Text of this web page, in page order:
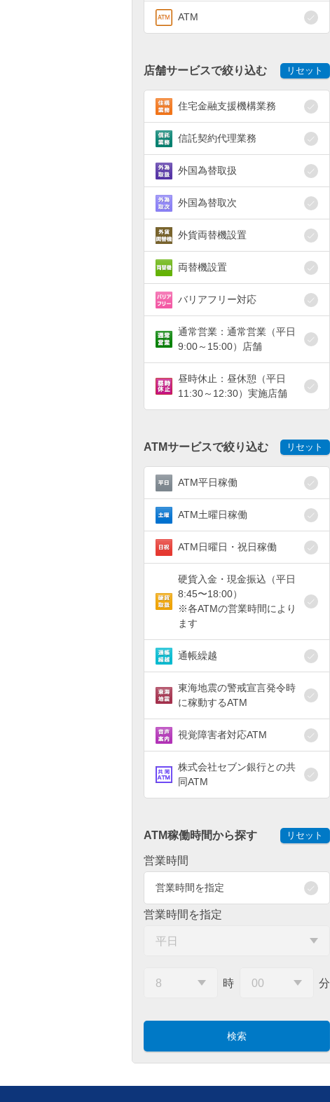
ATM
店舗サービスで絞り込む リセット
住宅金融支援機構業務
信託契約代理業務
外国為替取扱
外国為替取次
外貨両替機設置
両替機設置
バリアフリー対応
通常営業：通常営業（平日
9:00～15:00）店舗
昼時休止：昼休憩（平日
11:30～12:30）実施店舗
ATMサービスで絞り込む リセット
ATM平日稼働
ATM土曜日稼働
ATM日曜日・祝日稼働
硬貨入金・現金振込（平日
8:45〜18:00）
※各ATMの営業時間により
ます
通帳繰越
東海地震の警戒宣言発令時
に稼動するATM
視覚障害者対応ATM
株式会社セブン銀行との共
同ATM
ATM稼働時間から探す リセット
営業時間
営業時間を指定
営業時間を指定
時 分